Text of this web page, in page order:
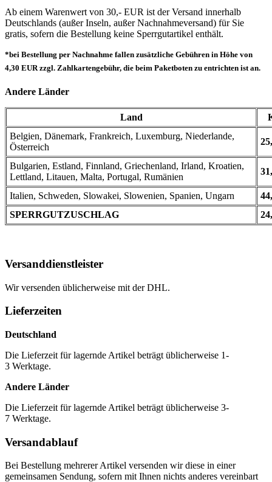
Ab einem Warenwert von 30,- EUR ist der Versand innerhalb
Deutschlands (außer Inseln, außer Nachnahmeversand) für Sie
gratis, sofern die Bestellung keine Sperrgutartikel enthält.
*bei Bestellung per Nachnahme fallen zusätzliche Gebühren in Höhe von
4,30 EUR zzgl. Zahlkartengebühr, die beim Paketboten zu entrichten ist an.
Andere Länder
Land
Belgien, Dänemark, Frankreich, Luxemburg, Niederlande,
Österreich
Bulgarien, Estland, Finnland, Griechenland, Irland, Kroatien,
Lettland, Litauen, Malta, Portugal, Rumänien
Italien, Schweden, Slowakei, Slowenien, Spanien, Ungarn
SPERRGUTZUSCHLAG
Versanddienstleister
Wir versenden üblicherweise mit der DHL.
Lieferzeiten
Deutschland
Die Lieferzeit für lagernde Artikel beträgt üblicherweise 1-
3 Werktage.
Andere Länder
Die Lieferzeit für lagernde Artikel beträgt üblicherweise 3-
7 Werktage.
Versandablauf
Bei Bestellung mehrerer Artikel versenden wir diese in einer
gemeinsamen Sendung, sofern mit Ihnen nichts anderes vereinbart